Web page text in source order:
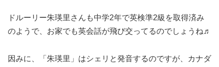
ドルーリー朱瑛里さんも中学2年で英検準2級を取得済み
のようで、お家でも英会話が飛び交ってるのでしょうね♬
因みに、「朱瑛里」はシェリと発音するのですが、カナダ